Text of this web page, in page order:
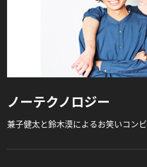
ノーテクノロジー
兼子健太と鈴木漠によるお笑いコンビ